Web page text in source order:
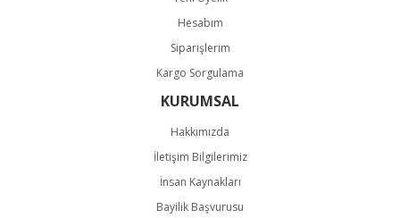
Hesabım
Siparişlerim
Kargo Sorgulama
KURUMSAL
Hakkımızda
İletişim Bilgilerimiz
İnsan Kaynakları
Bayilik Başvurusu